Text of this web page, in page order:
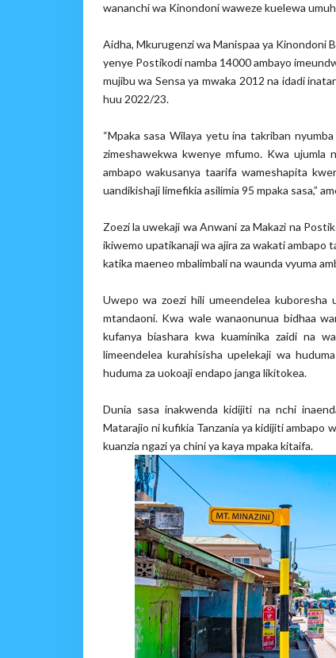
wananchi wa Kinondoni waweze kuelewa
Aidha, Mkurugenzi wa Manispaa ya Kinondoni
yenye Postikodi namba 14000 ambayo
mujibu wa Sensa ya mwaka 2012 na idadi
huu 2022/23.
“Mpaka sasa Wilaya yetu ina takriban
zimeshawekwa kwenye mfumo. Kwa ujumla
ambapo wakusanya taarifa wameshapita
uandikishaji limefikia asilimia 95 mpaka sasa,”
Zoezi la uwekaji wa Anwani za Makazi na
ikiwemo upatikanaji wa ajira za wakati ambapo
katika maeneo mbalimbali na waunda vyuma
Uwepo wa zoezi hili umeendelea kuboresha
mtandaoni. Kwa wale wanaonunua bidhaa
kufanya biashara kwa kuaminika zaidi na
limeendelea kurahisisha upelekaji wa
huduma za uokoaji endapo janga likitokea.
Dunia sasa inakwenda kidijiti na nchi
Matarajio ni kufikia Tanzania ya kidijiti ambapo
kuanzia ngazi ya chini ya kaya mpaka kitaifa.